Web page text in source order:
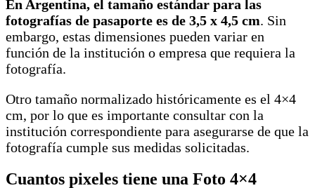
En Argentina, el tamaño estándar para las
fotografías de pasaporte es de 3,5 x 4,5 cm. Sin
embargo, estas dimensiones pueden variar en
función de la institución o empresa que requiera la
fotografía.
Otro tamaño normalizado históricamente es el 4×4
cm, por lo que es importante consultar con la
institución correspondiente para asegurarse de que la
fotografía cumple sus medidas solicitadas.
Cuantos pixeles tiene una Foto 4×4